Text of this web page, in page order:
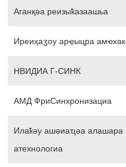
Аганқәа реизыҟазаашьа
Иреиҳаӡоу арҿыцра амҽхак
НВИДИА Г-СИНК
АМД ФриСинхронизациа
Илаҟәу ашәиаҵәа алашара
атехнологиа